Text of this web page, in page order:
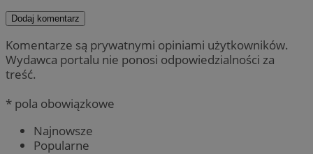
Dodaj komentarz
Komentarze są prywatnymi opiniami użytkowników.
Wydawca portalu nie ponosi odpowiedzialności za
treść.
* pola obowiązkowe
Najnowsze
Popularne